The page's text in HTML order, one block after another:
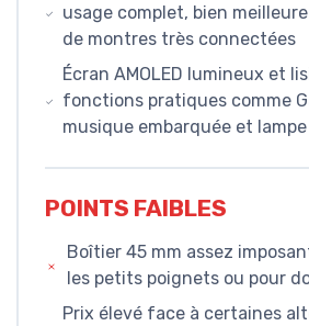
usage complet, bien
de montres très connectées
Écran AMOLED lumineux et
fonctions pratiques comme
musique embarquée et lampe
POINTS FAIBLES
Boîtier 45 mm assez
les petits poignets ou pour
Prix élevé face à certaines